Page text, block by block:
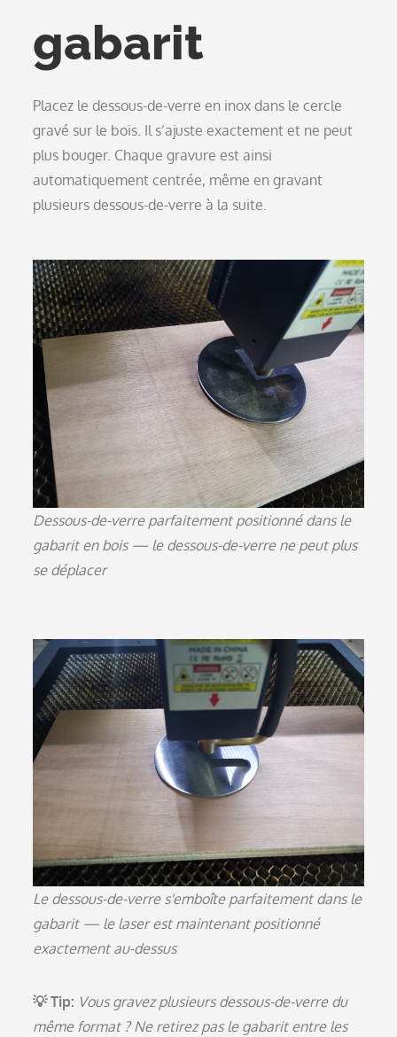
gabarit
Placez le dessous-de-verre en inox dans le cercle
gravé sur le bois. Il s’ajuste exactement et ne peut
plus bouger. Chaque gravure est ainsi
automatiquement centrée, même en gravant
plusieurs dessous-de-verre à la suite.
Dessous-de-verre parfaitement positionné dans le
gabarit en bois — le dessous-de-verre ne peut plus
se déplacer
Le dessous-de-verre s'emboîte parfaitement dans le
gabarit — le laser est maintenant positionné
exactement au-dessus
💡 Tip: Vous gravez plusieurs dessous-de-verre du
même format ? Ne retirez pas le gabarit entre les